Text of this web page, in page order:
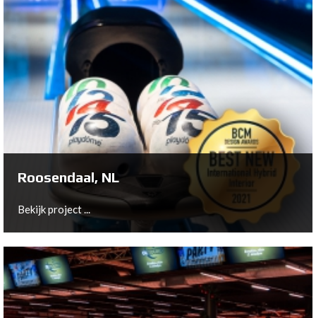
Gilze, NL
Spare Time: Boutique Bowling & Events features four
"top of the line" bowling lanes, including two "classic
lanes" as well as VIP lanes.
Bekijk project ...
Roosendaal, NL
Bekijk project ...